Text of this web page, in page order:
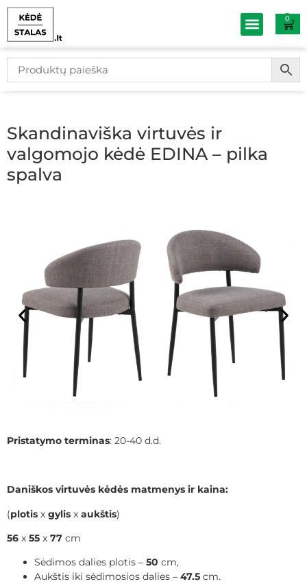
0
Skandinaviška virtuvės ir
valgomojo kėdė EDINA – pilka
spalva
Pristatymo terminas: 20-40 d.d.
Daniškos virtuvės kėdės matmenys ir kaina:
(plotis x gylis x aukštis)
56 x 55 x 77 cm
Sėdimos dalies plotis – 50 cm,
Aukštis iki sėdimosios dalies – 47.5 cm.